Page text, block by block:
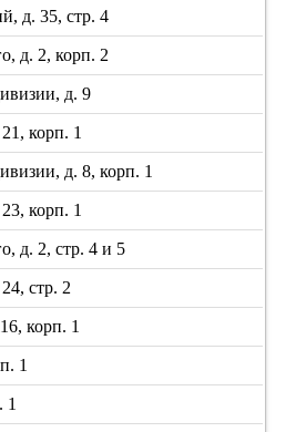
д. 35, стр. 4
д. 2, корп. 2
д. 9
корп. 1
д. 8, корп. 1
корп. 1
д. 2, стр. 4 и 5
стр. 2
корп. 1
1
1